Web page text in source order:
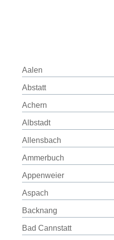
Aalen
Abstatt
Achern
Albstadt
Allensbach
Ammerbuch
Appenweier
Aspach
Backnang
Bad Cannstatt